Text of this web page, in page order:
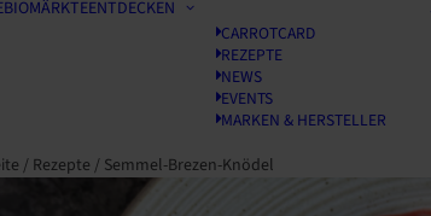
BIOMÄRKTEENTDECKEN
CARROTCARD
REZEPTE
NEWS
EVENTS
MARKEN & HERSTELLER
/ Rezepte / Semmel-Brezen-Knödel